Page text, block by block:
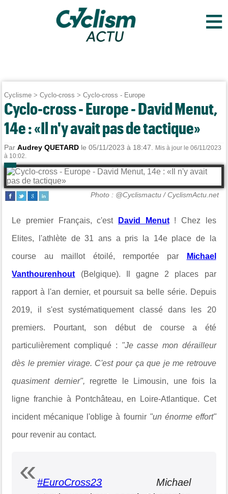
≡
Cyclisme >Cyclo-cross >Cyclo-cross - Europe
Cyclo-cross - Europe - David Menut,
14e : «Il n'y avait pas de tactique»
ParAudrey QUETARD le 05/11/2023 à 18:47.
Mis à jour le 06/11/2023
à 10:02.
Photo : @Cyclismactu / CyclismActu.net
Le premier Français, c'est David Menut! Chez les
Elites, l'athlète de 31 ans a pris la 14e place de la
course au maillot étoilé, remportée par Michael
Vanthourenhout (Belgique). Il gagne 2 places par
rapport à l'an dernier, et poursuit sa belle série. Depuis
2019, il s'est systématiquement classé dans les 20
premiers. Pourtant, son début de course a été
particulièrement compliqué : "Je casse mon dérailleur
dès le premier virage. C'est pour ça que je me retrouve
quasiment dernier", regrette le Limousin, une fois la
ligne franchie à Pontchâteau, en Loire-Atlantique. Cet
incident mécanique l'oblige à fournir "un énorme effort"
pour revenir au contact.
#EuroCross23 Michael